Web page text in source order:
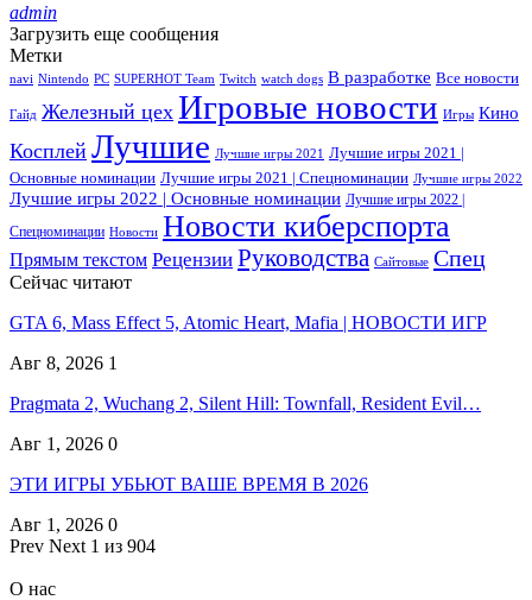
admin
Загрузить еще сообщения
Метки
navi Nintendo PC SUPERHOT Team Twitch watch dogs В разработке Все новости
Гайд Железный цех Игровые новости Игры Кино
Косплей Лучшие Лучшие игры 2021
Лучшие игры 2021 |
Основные номинации Лучшие игры 2021 | Спецноминации Лучшие игры 2022
Лучшие игры 2022 | Основные номинации Лучшие игры 2022 |
Спецноминации Новости Новости киберспорта
Прямым текстом Рецензии Руководства Сайтовые Спец
Сейчас читают
GTA 6, Mass Effect 5, Atomic Heart, Mafia | НОВОСТИ ИГР
Авг 8, 2026 1
Pragmata 2, Wuchang 2, Silent Hill: Townfall, Resident Evil…
Авг 1, 2026 0
ЭТИ ИГРЫ УБЬЮТ ВАШЕ ВРЕМЯ В 2026
Авг 1, 2026 0
Prev Next 1 из 904
О нас